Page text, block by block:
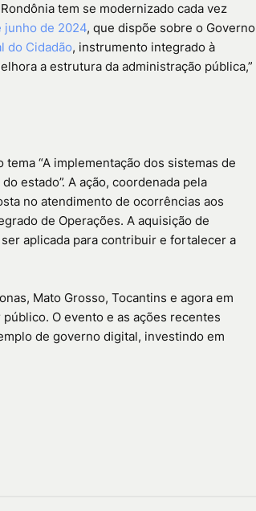
tem se modernizado cada vez
junho de 2024, que dispõe sobre o Governo
do Cidadão, instrumento integrado à
a estrutura da administração pública,”
“A implementação dos sistemas de
estado”. A ação, coordenada pela
no atendimento de ocorrências aos
de Operações. A aquisição de
aplicada para contribuir e fortalecer a
Mato Grosso, Tocantins e agora em
O evento e as ações recentes
de governo digital, investindo em